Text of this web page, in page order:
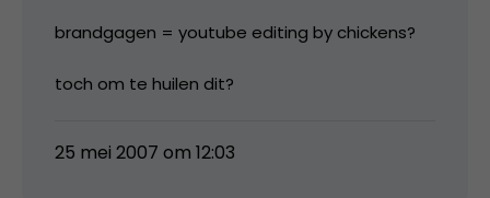
brandgagen = youtube editing by chickens?
toch om te huilen dit?
25 mei 2007 om 12:03